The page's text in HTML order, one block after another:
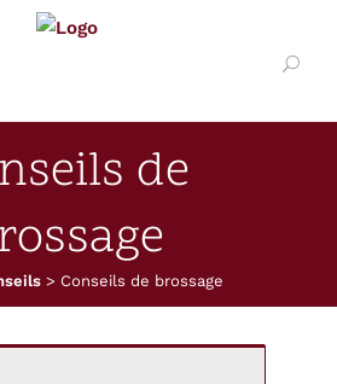
de
> Conseils de brossage